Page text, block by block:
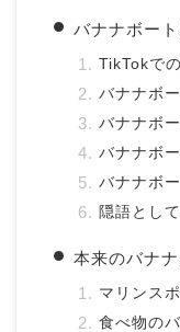
バナナボー
TikTokで
バナナボ
バナナボ
バナナボ
バナナボ
隠語とし
本来のバナ
マリンス
食べ物の